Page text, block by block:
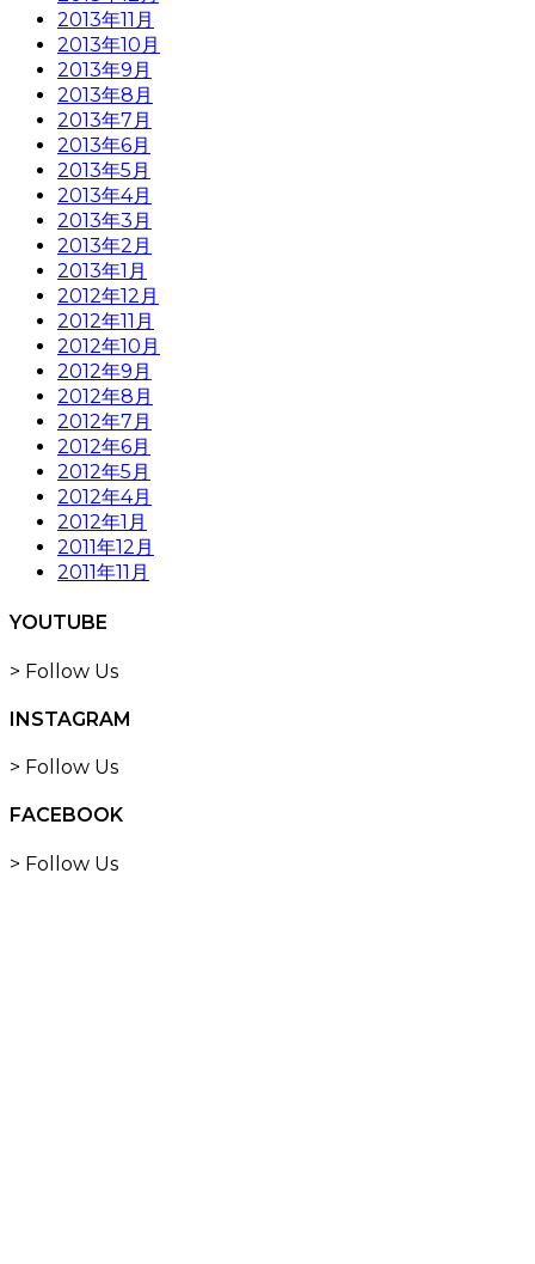
2013年11月
2013年10月
2013年9月
2013年8月
2013年7月
2013年6月
2013年5月
2013年4月
2013年3月
2013年2月
2013年1月
2012年12月
2012年11月
2012年10月
2012年9月
2012年8月
2012年7月
2012年6月
2012年5月
2012年4月
2012年1月
2011年12月
2011年11月
YOUTUBE
> Follow Us
INSTAGRAM
> Follow Us
FACEBOOK
> Follow Us